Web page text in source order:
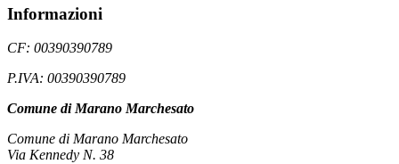
Informazioni
CF: 00390390789
P.IVA: 00390390789
Comune di Marano Marchesato
Comune di Marano Marchesato
Via Kennedy N. 38